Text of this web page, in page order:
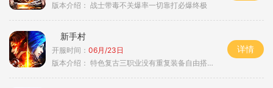
版本介绍： 战士带毒不关爆率一切靠打必爆终极
新手村
开服时间： 06月/23日
版本介绍： 特色复古三职业没有重复装备自由搭配私
详情